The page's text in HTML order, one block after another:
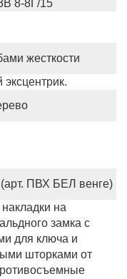
8-8Г/15
жесткости
эксцентрик.
(арт. ПВХ БЕЛ венге)
на
замка с
для ключа и
шторками от